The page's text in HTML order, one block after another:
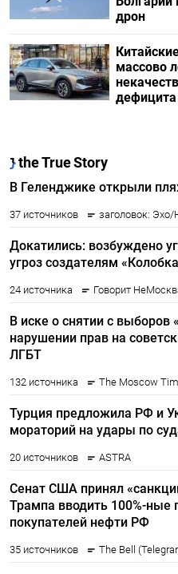
дрон
массово
дефицита